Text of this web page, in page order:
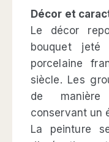
Décor et
Le décor
bouquet
porcelaine
siècle. Les
de
conservant un
La peinture